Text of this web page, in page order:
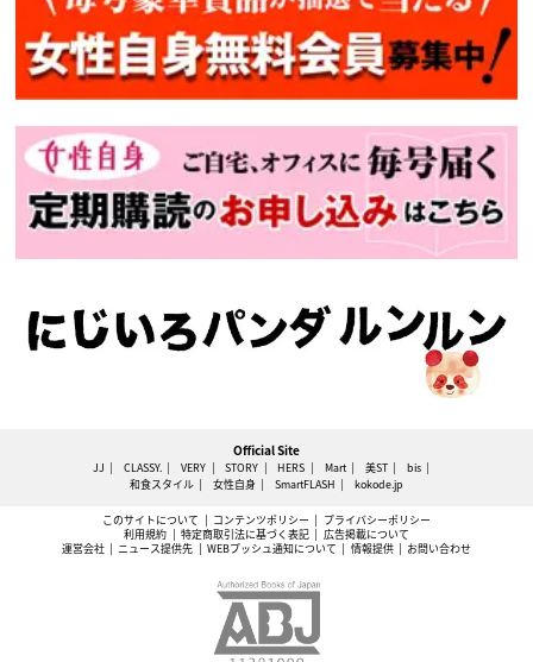
Official Site
JJ CLASSY. VERY STORY HERS Mart 美ST
bis
和食スタイル
女性自身 SmartFLASH kokode.jp
このサイトについて コンテンツポリシー
プライバシーポリシー
利用規約
特定商取引法に基づく表記
広告掲載について
運営会社
ニュース提供先 WEBプッシュ通知について 情報提供 お問い合わせ